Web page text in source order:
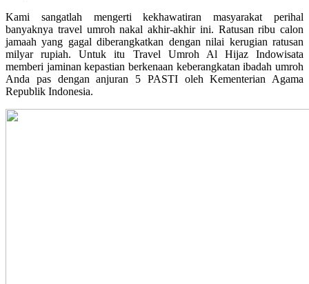
Kami sangatlah mengerti kekhawatiran masyarakat perihal
banyaknya travel umroh nakal akhir-akhir ini. Ratusan ribu calon
jamaah yang gagal diberangkatkan dengan nilai kerugian ratusan
milyar rupiah. Untuk itu Travel Umroh Al Hijaz Indowisata
memberi jaminan kepastian berkenaan keberangkatan ibadah umroh
Anda pas dengan anjuran 5 PASTI oleh Kementerian Agama
Republik Indonesia.